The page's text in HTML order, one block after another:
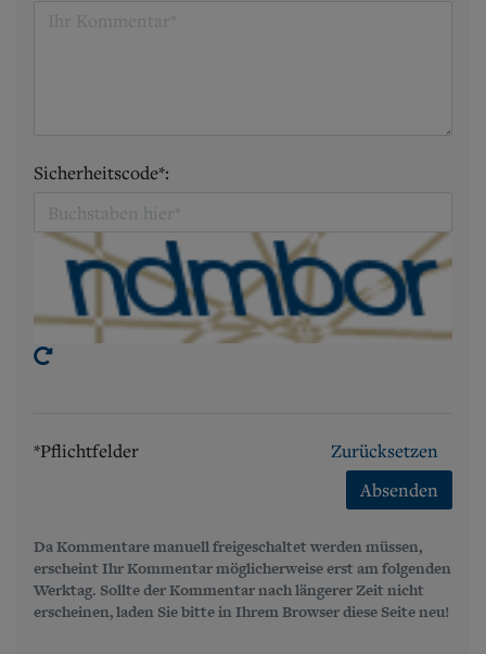
Sicherheitscode*:
*Pflichtfelder
Zurücksetzen
Absenden
Da Kommentare manuell freigeschaltet werden müssen,
erscheint Ihr Kommentar möglicherweise erst am folgenden
Werktag. Sollte der Kommentar nach längerer Zeit nicht
erscheinen, laden Sie bitte in Ihrem Browser diese Seite neu!